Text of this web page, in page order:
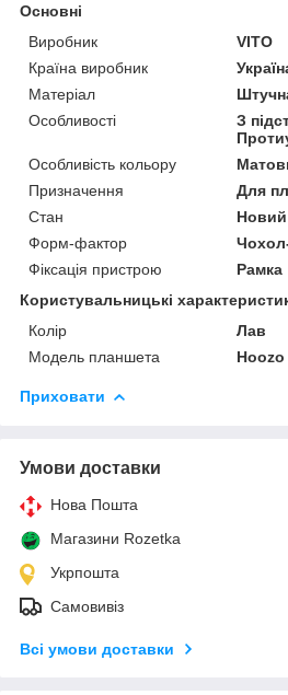
Основні
Виробник
VITO
Країна виробник
Матеріал
Особливості
З
Особливість кольору
Призначення
Для
Стан
Новий
Форм-фактор
Фіксація пристрою
Рамка
Користувальницькі
Колір
Лав
Модель планшета
Hoozo
Приховати
Умови доставки
Нова Пошта
Магазини Rozetka
Укрпошта
Самовивіз
Всі умови доставки